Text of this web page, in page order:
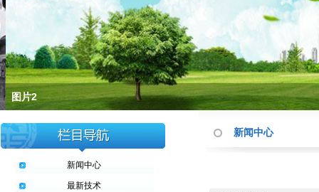
图片2
新闻中心
最新技术
新闻中心